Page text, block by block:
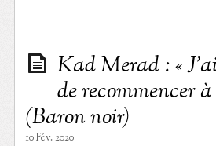
Kad Merad : «
de recommencer à
(Baron noir)
10 Fév. 2020